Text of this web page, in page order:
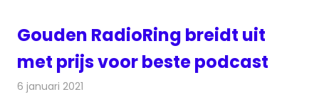
Gouden RadioRing breidt uit
met prijs voor beste podcast
6 januari 2021